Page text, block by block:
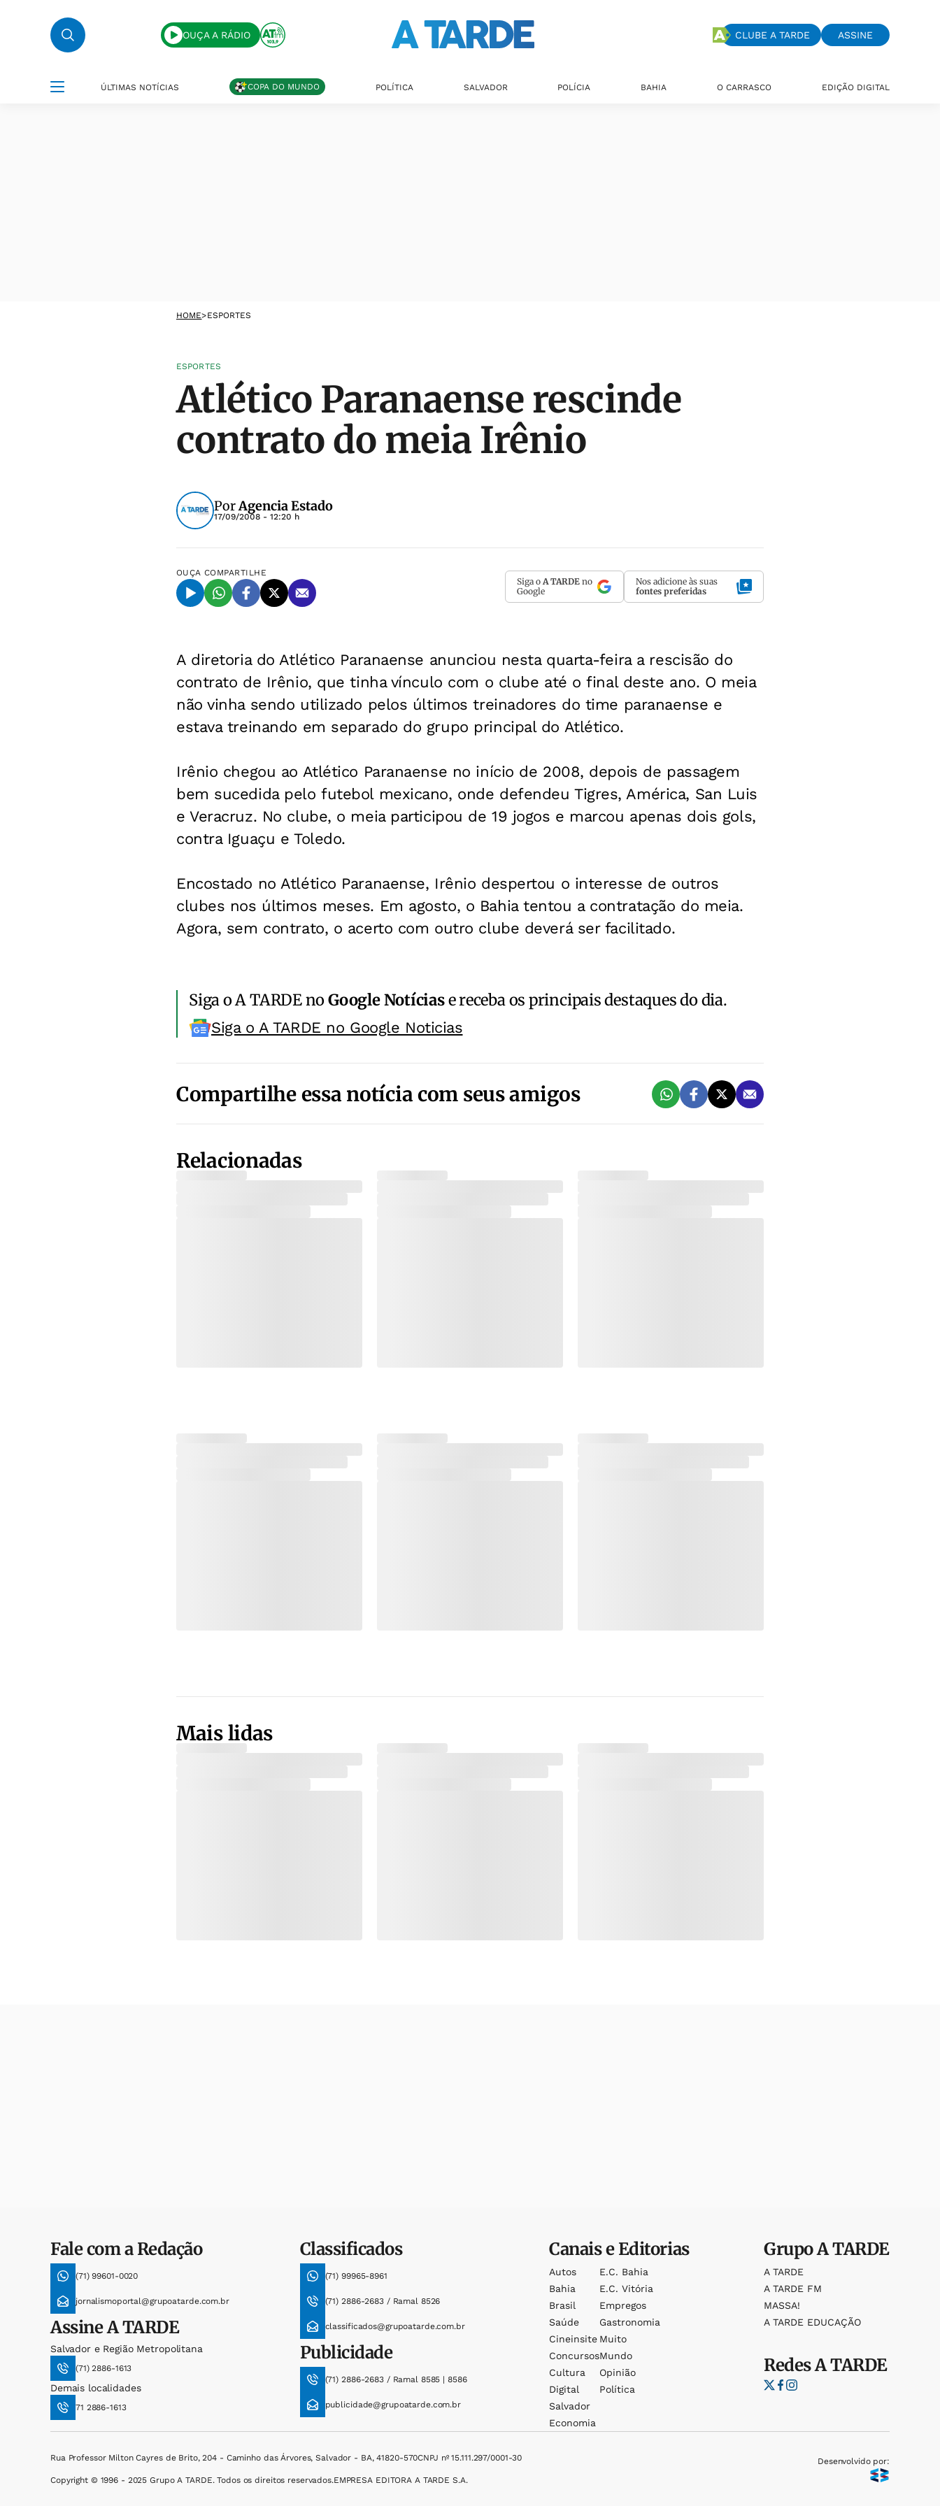
OUÇA A RÁDIO CLUBE A TARDE ASSINE
ÚLTIMAS NOTÍCIAS COPA DO MUNDO POLÍTICA SALVADOR POLÍCIA BAHIA O CARRASCO EDIÇÃO DIGITAL
HOME>ESPORTES
ESPORTES
Atlético Paranaense rescinde
contrato do meia Irênio
PorAgencia Estado
17/09/2008 - 12:20 h
OUÇA COMPARTILHE
Siga o A TARDE no
Google
Nos adicione às suas
fontes preferidas
A diretoria do Atlético Paranaense anunciou nesta quarta-feira a rescisão do
contrato de Irênio, que tinha vínculo com o clube até o final deste ano. O meia
não vinha sendo utilizado pelos últimos treinadores do time paranaense e
estava treinando em separado do grupo principal do Atlético.
Irênio chegou ao Atlético Paranaense no início de 2008, depois de passagem
bem sucedida pelo futebol mexicano, onde defendeu Tigres, América, San Luis
e Veracruz. No clube, o meia participou de 19 jogos e marcou apenas dois gols,
contra Iguaçu e Toledo.
Encostado no Atlético Paranaense, Irênio despertou o interesse de outros
clubes nos últimos meses. Em agosto, o Bahia tentou a contratação do meia.
Agora, sem contrato, o acerto com outro clube deverá ser facilitado.
Siga o A TARDE noGoogle Notíciase receba os principais destaques do dia.
Siga o A TARDE no Google Noticias
Compartilhe essa notícia com seus amigos
Relacionadas
Mais lidas
Fale com a Redação
(71) 99601-0020
jornalismoportal@grupoatarde.com.br
AssineA TARDE
Salvador e Região Metropolitana
(71) 2886-1613
Demais localidades
71 2886-1613
Classificados
(71) 99965-8961
(71) 2886-2683 / Ramal 8526
classificados@grupoatarde.com.br
Publicidade
(71) 2886-2683 / Ramal 8585 | 8586
publicidade@grupoatarde.com.br
Canais e Editorias
Autos
Bahia
Brasil
Saúde
Cineinsite
Concursos
Cultura
Digital
Salvador
Economia
E.c. Bahia
E.c. Vitória
Empregos
Gastronomia
Muito
Mundo
Opinião
Política
GrupoA TARDE
A TARDE
A TARDE FM
MASSA!
A TARDE EDUCAÇÃO
RedesA TARDE
Rua Professor Milton Cayres de Brito, 204 - Caminho das Árvores, Salvador - BA, 41820-570CNPJ nº 15.111.297/0001-30
Copyright © 1996 - 2025 Grupo A TARDE. Todos os direitos reservados.EMPRESA EDITORA A TARDE S.A.
Desenvolvido por: